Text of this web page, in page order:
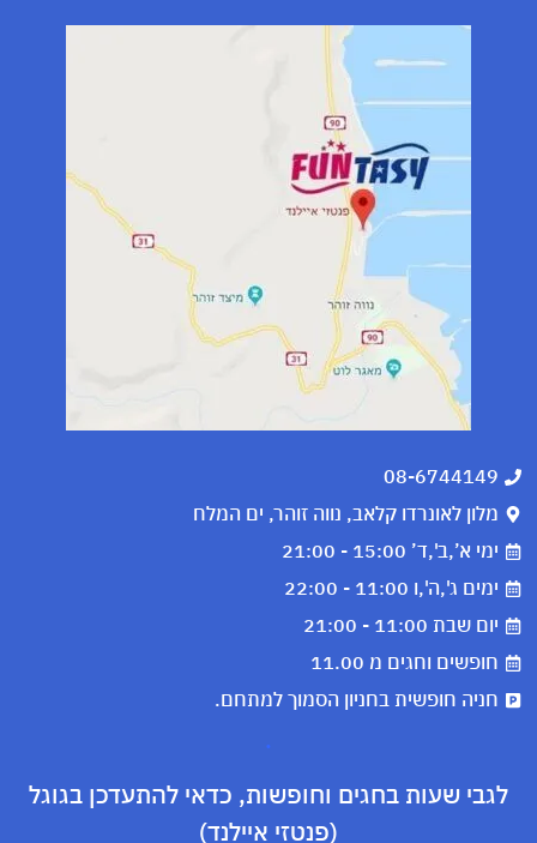
08-6744149
מלון לאונרדו קלאב, נווה זוהר, ים המלח
ימי א’,ב',ד’ 15:00 - 21:00
ימים ג',ה',ו 11:00 - 22:00
יום שבת 11:00 - 21:00
חופשים וחגים מ 11.00
חניה חופשית בחניון הסמוך למתחם.
.
לגבי שעות בחגים וחופשות, כדאי להתעדכן בגוגל
(פנטזי איילנד)